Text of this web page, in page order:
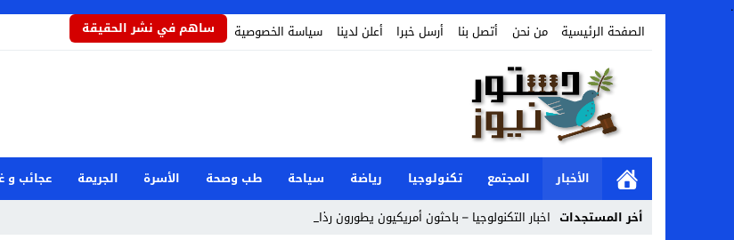
.
الصفحة الرئيسية
من نحن أتصل بنا أرسل خبرا أعلن لدينا سياسة الخصوصية ساهم في نشر الحقيقة
الأخبار المجتمع تكنولوجيا رياضة سياحة طب وصحة الأسرة الجريمة عجائب و
أخر المستجدات اخبار التكنولوجيا – باحثون أمريكيون يطورون رذاذاً يح_